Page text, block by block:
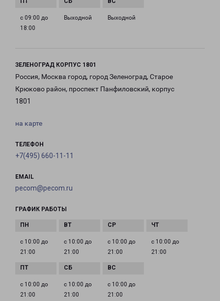
с 09:00 до
18:00
Выходной Выходной
ЗЕЛЕНОГРАД КОРПУС 1801
Россия, Москва город, город Зеленоград, Старое
Крюково район, проспект Панфиловский, корпус
1801
на карте
ТЕЛЕФОН
+7(495) 660-11-11
EMAIL
pecom@pecom.ru
ГРАФИК РАБОТЫ
с 10:00 до
21:00
с 10:00 до
21:00
с 10:00 до
21:00
с 10:00 до
21:00
с 10:00 до
21:00
с 10:00 до
21:00
с 10:00 до
21:00